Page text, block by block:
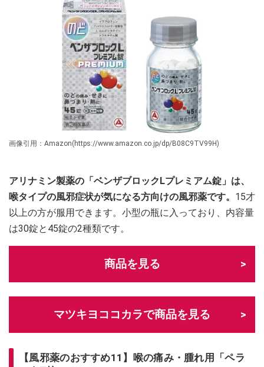
画像引用：Amazon(https://www.amazon.co.jp/dp/B08C9TV99H)
アリナミン製薬の「ベンザブロックLプレミアム錠」は、
喉タイプの風邪症状が気になる方向けの風邪薬です。 15才
以上の方が服用できます。小型の瓶に入っており、内容量
は30錠と45錠の2種類です。
商品を見る
マツキヨココカラで商品を見る
【風邪薬のおすすめ11】喉の痛み・腫れ用「ペラ